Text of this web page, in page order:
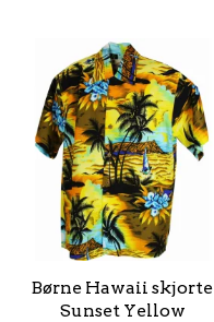
Børne Hawaii skjorte
Sunset Yellow